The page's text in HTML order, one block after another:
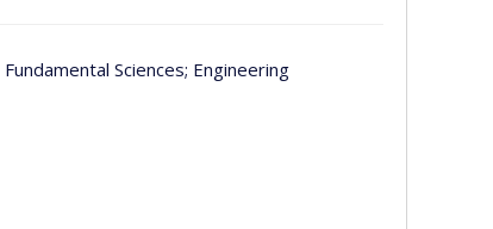
Fundamental Sciences; Engineering